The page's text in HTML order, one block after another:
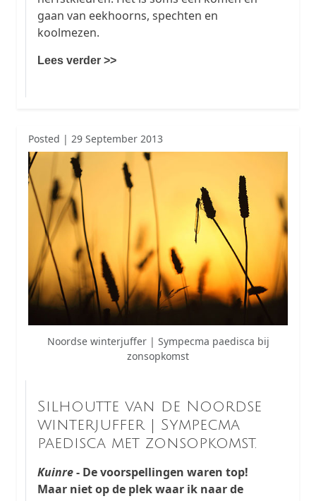
gaan van eekhoorns, spechten en
koolmezen.
Lees verder >>
Posted | 29 September 2013
Noordse winterjuffer | Sympecma paedisca bij
zonsopkomst
Silhoutte van de Noordse
winterjuffer | Sympecma
paedisca met zonsopkomst.
Kuinre- De voorspellingen waren top!
Maar niet op de plek waar ik naar de